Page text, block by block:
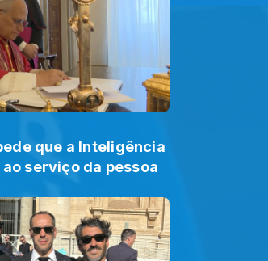
que a Inteligência
serviço da pessoa